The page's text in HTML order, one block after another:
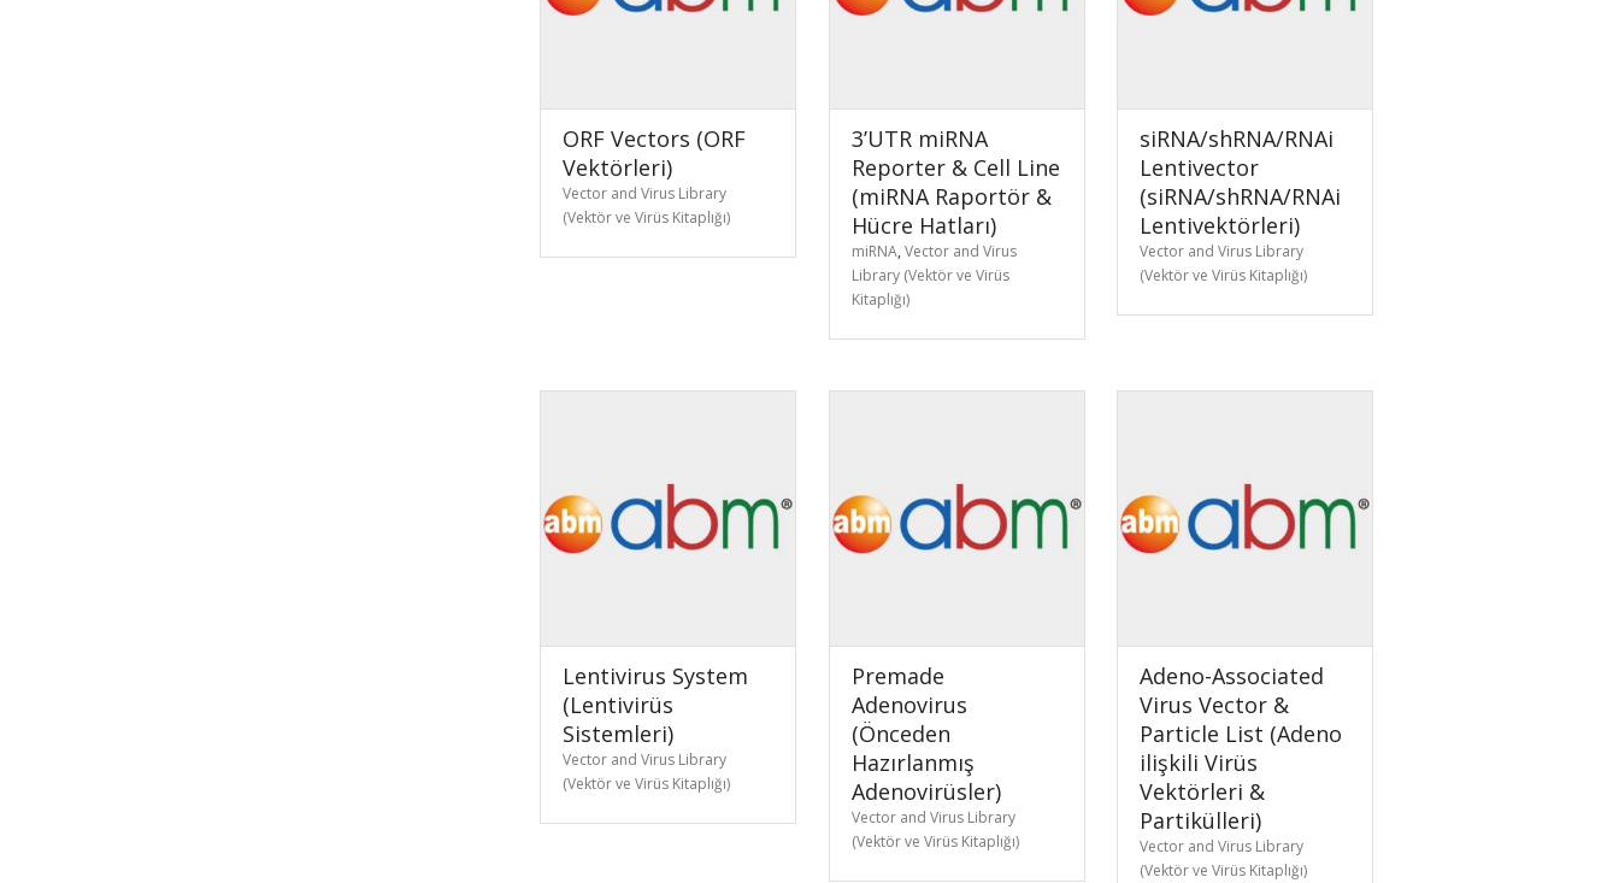
ORF Vectors (ORF
Vektörleri)
Vector and Virus Library
(Vektör ve Virüs Kitaplığı)
3’UTR miRNA
Reporter & Cell Line
(miRNA Raportör &
Hücre Hatları)
miRNA, Vector and Virus
Library (Vektör ve Virüs
Kitaplığı)
siRNA/shRNA/RNAi
Lentivector
(siRNA/shRNA/RNAi
Lentivektörleri)
Vector and Virus Library
(Vektör ve Virüs Kitaplığı)
Lentivirus System
(Lentivirüs
Sistemleri)
Vector and Virus Library
(Vektör ve Virüs Kitaplığı)
Premade
Adenovirus
(Önceden
Hazırlanmış
Adenovirüsler)
Vector and Virus Library
(Vektör ve Virüs Kitaplığı)
Adeno-Associated
Virus Vector &
Particle List (Adeno
ilişkili Virüs
Vektörleri &
Partikülleri)
Vector and Virus Library
(Vektör ve Virüs Kitaplığı)